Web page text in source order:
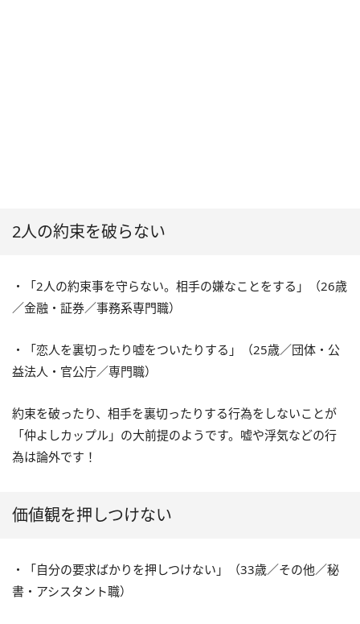
2人の約束を破らない
・「2人の約束事を守らない。相手の嫌なことをする」（26歳
／金融・証券／事務系専門職）
・「恋人を裏切ったり嘘をついたりする」（25歳／団体・公
益法人・官公庁／専門職）
約束を破ったり、相手を裏切ったりする行為をしないことが
「仲よしカップル」の大前提のようです。嘘や浮気などの行
為は論外です！
価値観を押しつけない
・「自分の要求ばかりを押しつけない」（33歳／その他／秘
書・アシスタント職）